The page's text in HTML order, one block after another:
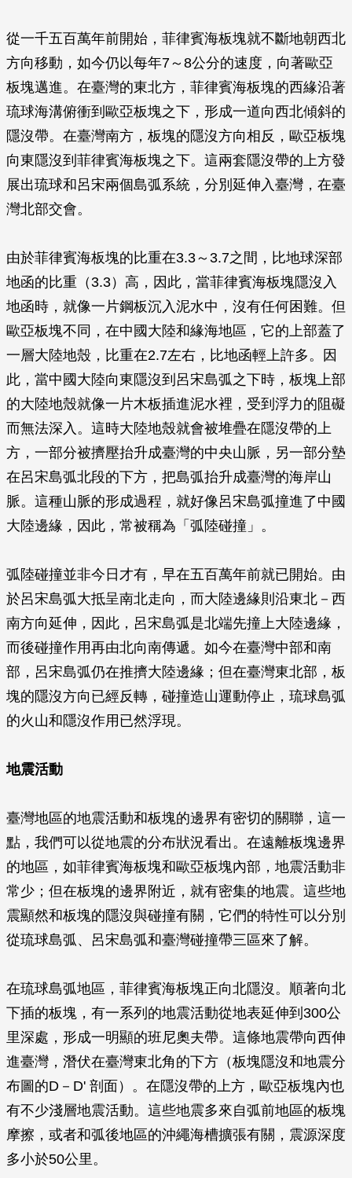
從一千五百萬年前開始，菲律賓海板塊就不斷地朝西北
方向移動，如今仍以每年7～8公分的速度，向著歐亞
板塊邁進。在臺灣的東北方，菲律賓海板塊的西緣沿著
琉球海溝俯衝到歐亞板塊之下，形成一道向西北傾斜的
隱沒帶。在臺灣南方，板塊的隱沒方向相反，歐亞板塊
向東隱沒到菲律賓海板塊之下。這兩套隱沒帶的上方發
展出琉球和呂宋兩個島弧系統，分別延伸入臺灣，在臺
灣北部交會。
由於菲律賓海板塊的比重在3.3～3.7之間，比地球深部
地函的比重（3.3）高，因此，當菲律賓海板塊隱沒入
地函時，就像一片鋼板沉入泥水中，沒有任何困難。但
歐亞板塊不同，在中國大陸和緣海地區，它的上部蓋了
一層大陸地殼，比重在2.7左右，比地函輕上許多。因
此，當中國大陸向東隱沒到呂宋島弧之下時，板塊上部
的大陸地殼就像一片木板插進泥水裡，受到浮力的阻礙
而無法深入。這時大陸地殼就會被堆疊在隱沒帶的上
方，一部分被擠壓抬升成臺灣的中央山脈，另一部分墊
在呂宋島弧北段的下方，把島弧抬升成臺灣的海岸山
脈。這種山脈的形成過程，就好像呂宋島弧撞進了中國
大陸邊緣，因此，常被稱為「弧陸碰撞」。
弧陸碰撞並非今日才有，早在五百萬年前就已開始。由
於呂宋島弧大抵呈南北走向，而大陸邊緣則沿東北－西
南方向延伸，因此，呂宋島弧是北端先撞上大陸邊緣，
而後碰撞作用再由北向南傳遞。如今在臺灣中部和南
部，呂宋島弧仍在推擠大陸邊緣；但在臺灣東北部，板
塊的隱沒方向已經反轉，碰撞造山運動停止，琉球島弧
的火山和隱沒作用已然浮現。
地震活動
臺灣地區的地震活動和板塊的邊界有密切的關聯，這一
點，我們可以從地震的分布狀況看出。在遠離板塊邊界
的地區，如菲律賓海板塊和歐亞板塊內部，地震活動非
常少；但在板塊的邊界附近，就有密集的地震。這些地
震顯然和板塊的隱沒與碰撞有關，它們的特性可以分別
從琉球島弧、呂宋島弧和臺灣碰撞帶三區來了解。
在琉球島弧地區，菲律賓海板塊正向北隱沒。順著向北
下插的板塊，有一系列的地震活動從地表延伸到300公
里深處，形成一明顯的班尼奧夫帶。這條地震帶向西伸
進臺灣，潛伏在臺灣東北角的下方（板塊隱沒和地震分
布圖的D－D' 剖面）。在隱沒帶的上方，歐亞板塊內也
有不少淺層地震活動。這些地震多來自弧前地區的板塊
摩擦，或者和弧後地區的沖繩海槽擴張有關，震源深度
多小於50公里。